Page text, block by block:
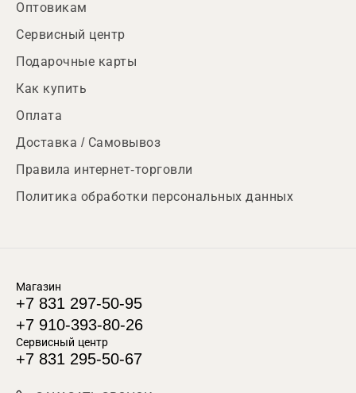
Оптовикам
Сервисный центр
Подарочные карты
Как купить
Оплата
Доставка / Самовывоз
Правила интернет-торговли
Политика обработки персональных данных
Магазин
+7 831 297-50-95
+7 910-393-80-26
Сервисный центр
+7 831 295-50-67